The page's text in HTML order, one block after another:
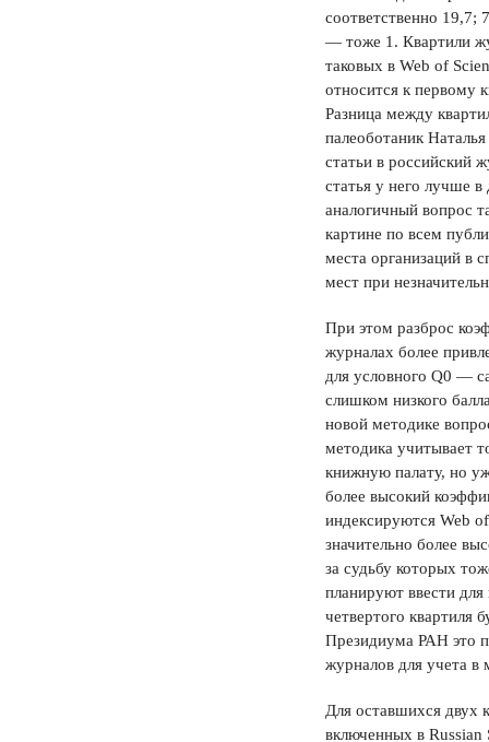
соответственно 19,7;
— тоже 1. Квартили
таковых в Web of
относится к первому
Разница между
палеоботаник
статьи в российский
статья у него лучше
аналогичный вопрос
картине по всем
места организаций в
мест при
При этом разброс
журналах более
для условного Q0 —
слишком низкого
новой методике
методика учитывает
книжную палату, но
более высокий
индексируются Web
значительно более
за судьбу которых
планируют ввести
четвертого квартиля
Президиума РАН это
журналов для учета в
Для оставшихся двух
включенных в Russian